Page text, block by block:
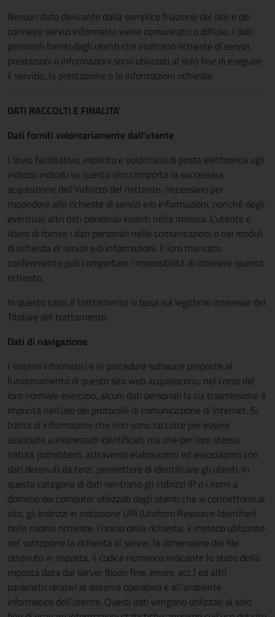
Nessun dato derivante dalla semplice fruizione del sito e dei
connessi servizi informativi viene comunicato o diffuso. I dati
personali forniti dagli utenti che inoltrano richieste di servizi,
prestazioni o informazioni sono utilizzati al solo fine di eseguire
il servizio, la prestazione o le informazioni richieste.
DATI RACCOLTI E FINALITA’
Dati forniti volontariamente dall'utente
L'invio facoltativo, esplicito e volontario di posta elettronica agli
indirizzi indicati su questo sito comporta la successiva
acquisizione dell'indirizzo del mittente, necessario per
rispondere alle richieste di servizi e/o informazioni, nonché degli
eventuali altri dati personali inseriti nella missiva. L'utente è
libero di fornire i dati personali nelle comunicazioni o nei moduli
di richiesta di servizi e/o informazioni. Il loro mancato
conferimento può comportare l'impossibilità di ottenere quanto
richiesto.
In questo caso, il trattamento si basa sul legittimo interesse del
Titolare del trattamento.
Dati di navigazione
I sistemi informatici e le procedure software preposte al
funzionamento di questo sito web acquisiscono, nel corso del
loro normale esercizio, alcuni dati personali la cui trasmissione è
implicita nell'uso dei protocolli di comunicazione di Internet. Si
tratta di informazioni che non sono raccolte per essere
associate a interessati identificati, ma che per loro stessa
natura potrebbero, attraverso elaborazioni ed associazioni con
dati detenuti da terzi, permettere di identificare gli utenti. In
questa categoria di dati rientrano gli indirizzi IP o i nomi a
dominio dei computer utilizzati dagli utenti che si connettono al
sito, gli indirizzi in notazione URI (Uniform Resource Identifier)
delle risorse richieste, l'orario della richiesta, il metodo utilizzato
nel sottoporre la richiesta al server, la dimensione del file
ottenuto in risposta, il codice numerico indicante lo stato della
risposta data dal server (buon fine, errore, ecc.) ed altri
parametri relativi al sistema operativo e all'ambiente
informatico dell'utente. Questi dati vengono utilizzati al solo